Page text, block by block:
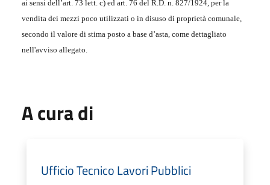
ai sensi dell’art. 73 lett. c) ed art. 76 del R.D. n. 827/1924, per la
vendita dei mezzi poco utilizzati o in disuso di proprietà comunale,
secondo il valore di stima posto a base d’asta, come dettagliato
nell'avviso allegato.
A cura di
Ufficio Tecnico Lavori Pubblici